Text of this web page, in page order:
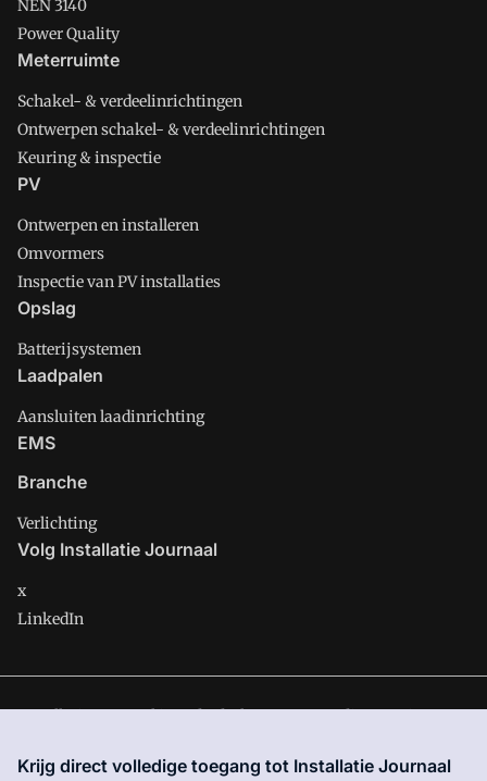
NEN 3140
Power Quality
Meterruimte
Schakel- & verdeelinrichtingen
Ontwerpen schakel- & verdeelinrichtingen
Keuring & inspectie
PV
Ontwerpen en installeren
Omvormers
Inspectie van PV installaties
Opslag
Batterijsystemen
Laadpalen
Aansluiten laadinrichting
EMS
Branche
Verlichting
Volg Installatie Journaal
x
LinkedIn
Installatie Journaal is onderdeel van VMN media. Lees inons
site zijn de volgende regelingen van toepassing:Algemene
Krijg direct volledige toegang tot Installatie Journaal